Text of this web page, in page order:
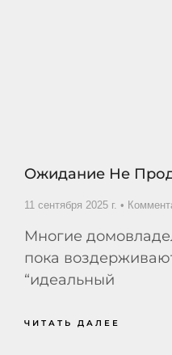
Ожидание Не
11 сентября 2025 г.
Многие
пока
“идеальный
ЧИТАТЬ ДАЛЕЕ